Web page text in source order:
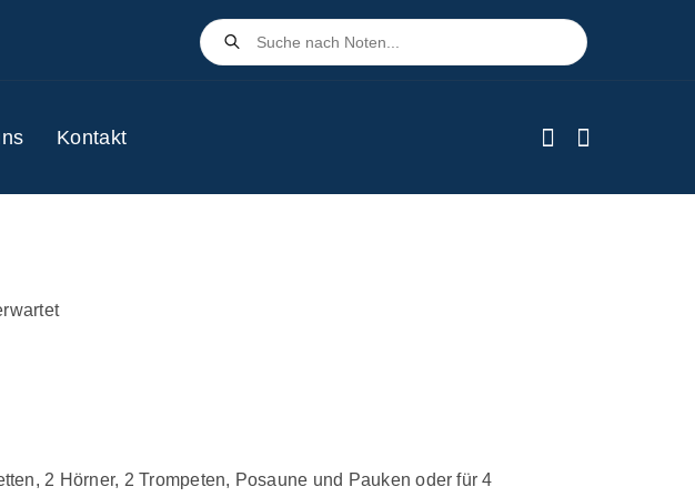
Products
search
Kontakt
2 Hörner, 2 Trompeten, Posaune und Pauken oder für 4